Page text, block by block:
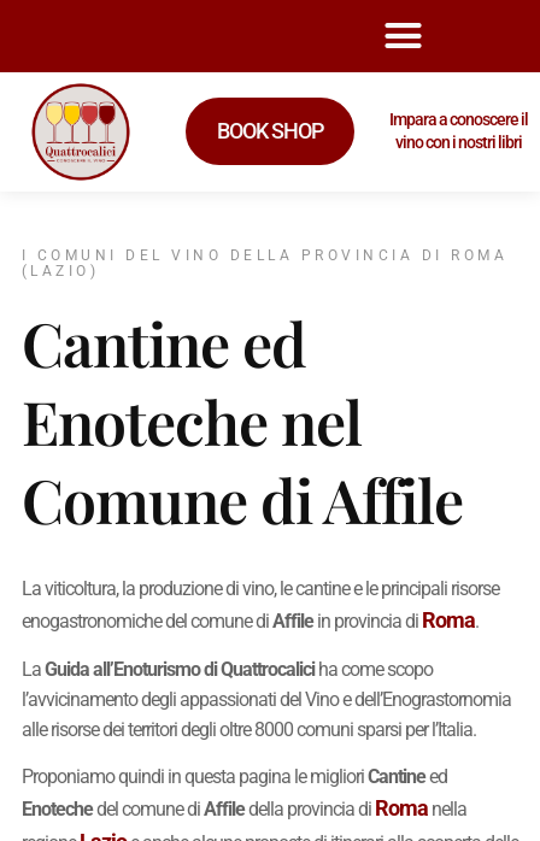
BOOK SHOP
Impara a conoscere il
vino con i nostri libri
I COMUNI DEL VINO DELLA PROVINCIA DI ROMA
(LAZIO)
Cantine ed
Enoteche nel
Comune di Affile
La viticoltura, la produzione di vino, le cantine e le principali risorse
enogastronomiche del comune diAffilein provincia di Roma.
LaGuida all’Enoturismo di Quattrocaliciha come scopo
l’avvicinamento degli appassionati del Vino e dell’Enograstornomia
alle risorse dei territori degli oltre 8000 comuni sparsi per l’Italia.
Proponiamo quindi in questa pagina le miglioriCantineed
Enotechedel comune diAffiledella provincia di Romanella